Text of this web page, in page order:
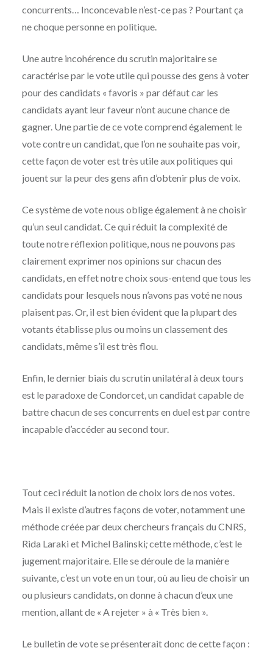
concurrents… Inconcevable n’est-ce pas ? Pourtant ça
ne choque personne en politique.
Une autre incohérence du scrutin majoritaire se
caractérise par le vote utile qui pousse des gens à voter
pour des candidats « favoris » par défaut car les
candidats ayant leur faveur n’ont aucune chance de
gagner. Une partie de ce vote comprend également le
vote contre un candidat, que l’on ne souhaite pas voir,
cette façon de voter est très utile aux politiques qui
jouent sur la peur des gens afin d’obtenir plus de voix.
Ce système de vote nous oblige également à ne choisir
qu’un seul candidat. Ce qui réduit la complexité de
toute notre réflexion politique, nous ne pouvons pas
clairement exprimer nos opinions sur chacun des
candidats, en effet notre choix sous-entend que tous les
candidats pour lesquels nous n’avons pas voté ne nous
plaisent pas. Or, il est bien évident que la plupart des
votants établisse plus ou moins un classement des
candidats, même s’il est très flou.
Enfin, le dernier biais du scrutin unilatéral à deux tours
est le paradoxe de Condorcet, un candidat capable de
battre chacun de ses concurrents en duel est par contre
incapable d’accéder au second tour.
Tout ceci réduit la notion de choix lors de nos votes.
Mais il existe d’autres façons de voter, notamment une
méthode créée par deux chercheurs français du CNRS,
Rida Laraki et Michel Balinski;cette méthode, c’est le
jugement majoritaire. Elle se déroule de la manière
suivante, c’est un vote en un tour, où au lieu de choisir un
ou plusieurs candidats, on donne à chacun d’eux une
mention, allant de « A rejeter » à « Très bien ».
Le bulletin de vote se présenterait donc de cette façon :